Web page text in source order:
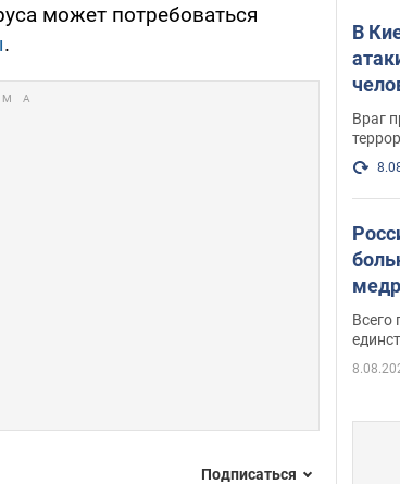
может потребоваться
.
Подписаться
В
Враг
Всего